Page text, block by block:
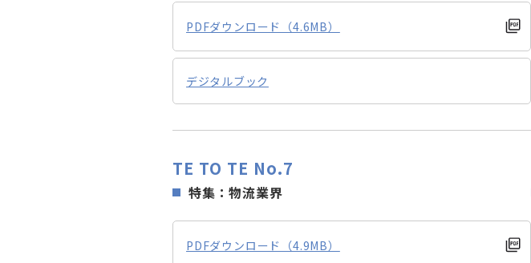
PDFダウンロード（4.6MB）
デジタルブック
TE TO TE No.7
特集：物流業界
PDFダウンロード（4.9MB）